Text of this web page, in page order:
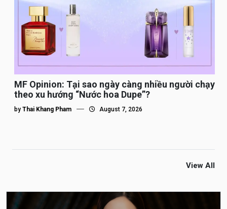
MF Opinion: Tại sao ngày càng nhiều người chạy
theo xu hướng “Nước hoa Dupe”?
by Thai Khang Pham August 7, 2026
View All